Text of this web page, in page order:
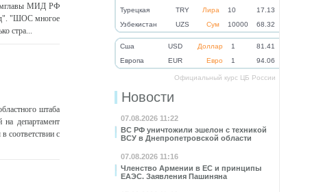
Турецкая
TRY Лира 10
17.13
Узбекистан
UZS Сум 10000 68.32
Cша USD Доллар 1
81.41
Eвропа
EUR Евро 1 94.06
Официальный курс ЦБ России
Новости
07.08.2026 11:22
ВС РФ уничтожили эшелон с техникой
ВСУ в Днепропетровской области
07.08.2026 11:16
Членство Армении в ЕС и принципы
ЕАЭС. Заявления Пашиняна
МИД РФ
"ШОС многое
стра...
штаба
департамент
соответствии с